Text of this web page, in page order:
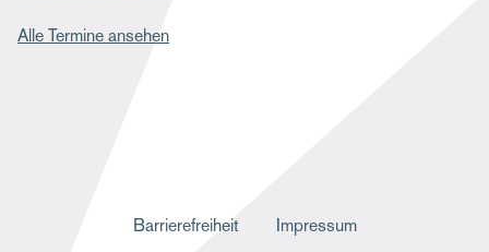
Alle Termine ansehen
Barrierefreiheit Impressum